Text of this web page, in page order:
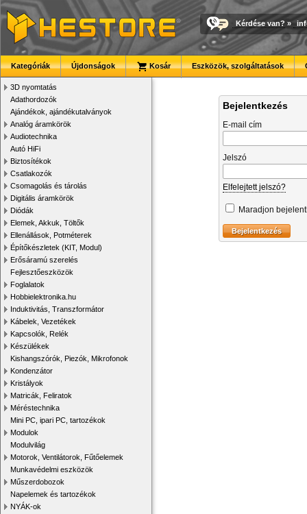
Kérdése van? »
Kategóriák Újdonságok Kosár Eszközök, szolgáltatások
3D nyomtatás
Adathordozók
Ajándékok, ajándékutalványok
Analóg áramkörök
Audiotechnika
Autó HiFi
Biztosítékok
Csatlakozók
Csomagolás és tárolás
Digitális áramkörök
Diódák
Elemek, Akkuk, Töltők
Ellenállások, Potméterek
Építőkészletek (KIT, Modul)
Erősáramú szerelés
Fejlesztőeszközök
Foglalatok
Hobbielektronika.hu
Induktivitás, Transzformátor
Kábelek, Vezetékek
Kapcsolók, Relék
Készülékek
Kishangszórók, Piezók, Mikrofonok
Kondenzátor
Kristályok
Matricák, Feliratok
Méréstechnika
Mini PC, ipari PC, tartozékok
Modulok
Modulvilág
Motorok, Ventilátorok, Fűtőelemek
Munkavédelmi eszközök
Műszerdobozok
Napelemek és tartozékok
NYÁK-ok
Bejelentkezés
E-mail cím
Jelszó
Elfelejtett jelszó?
Maradjon